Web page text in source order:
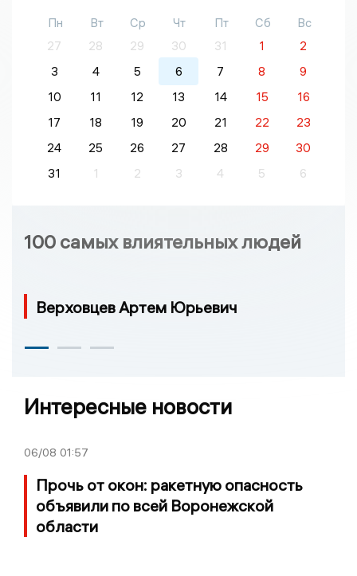
Пн Вт Ср Чт Пт Сб
Вс
27
28 29 30 31 1
2
3
4 5 6 7 8
9
10
11 12 13 14 15
16
17
18 19 20 21 22
23
24
25 26 27 28 29
30
31
1 2 3 4 5 6
100 самых влиятельных людей
Верховцев Артем Юрьевич
Интересные новости
06/08 01:57
Прочь от окон: ракетную опасность
объявили по всей Воронежской
области